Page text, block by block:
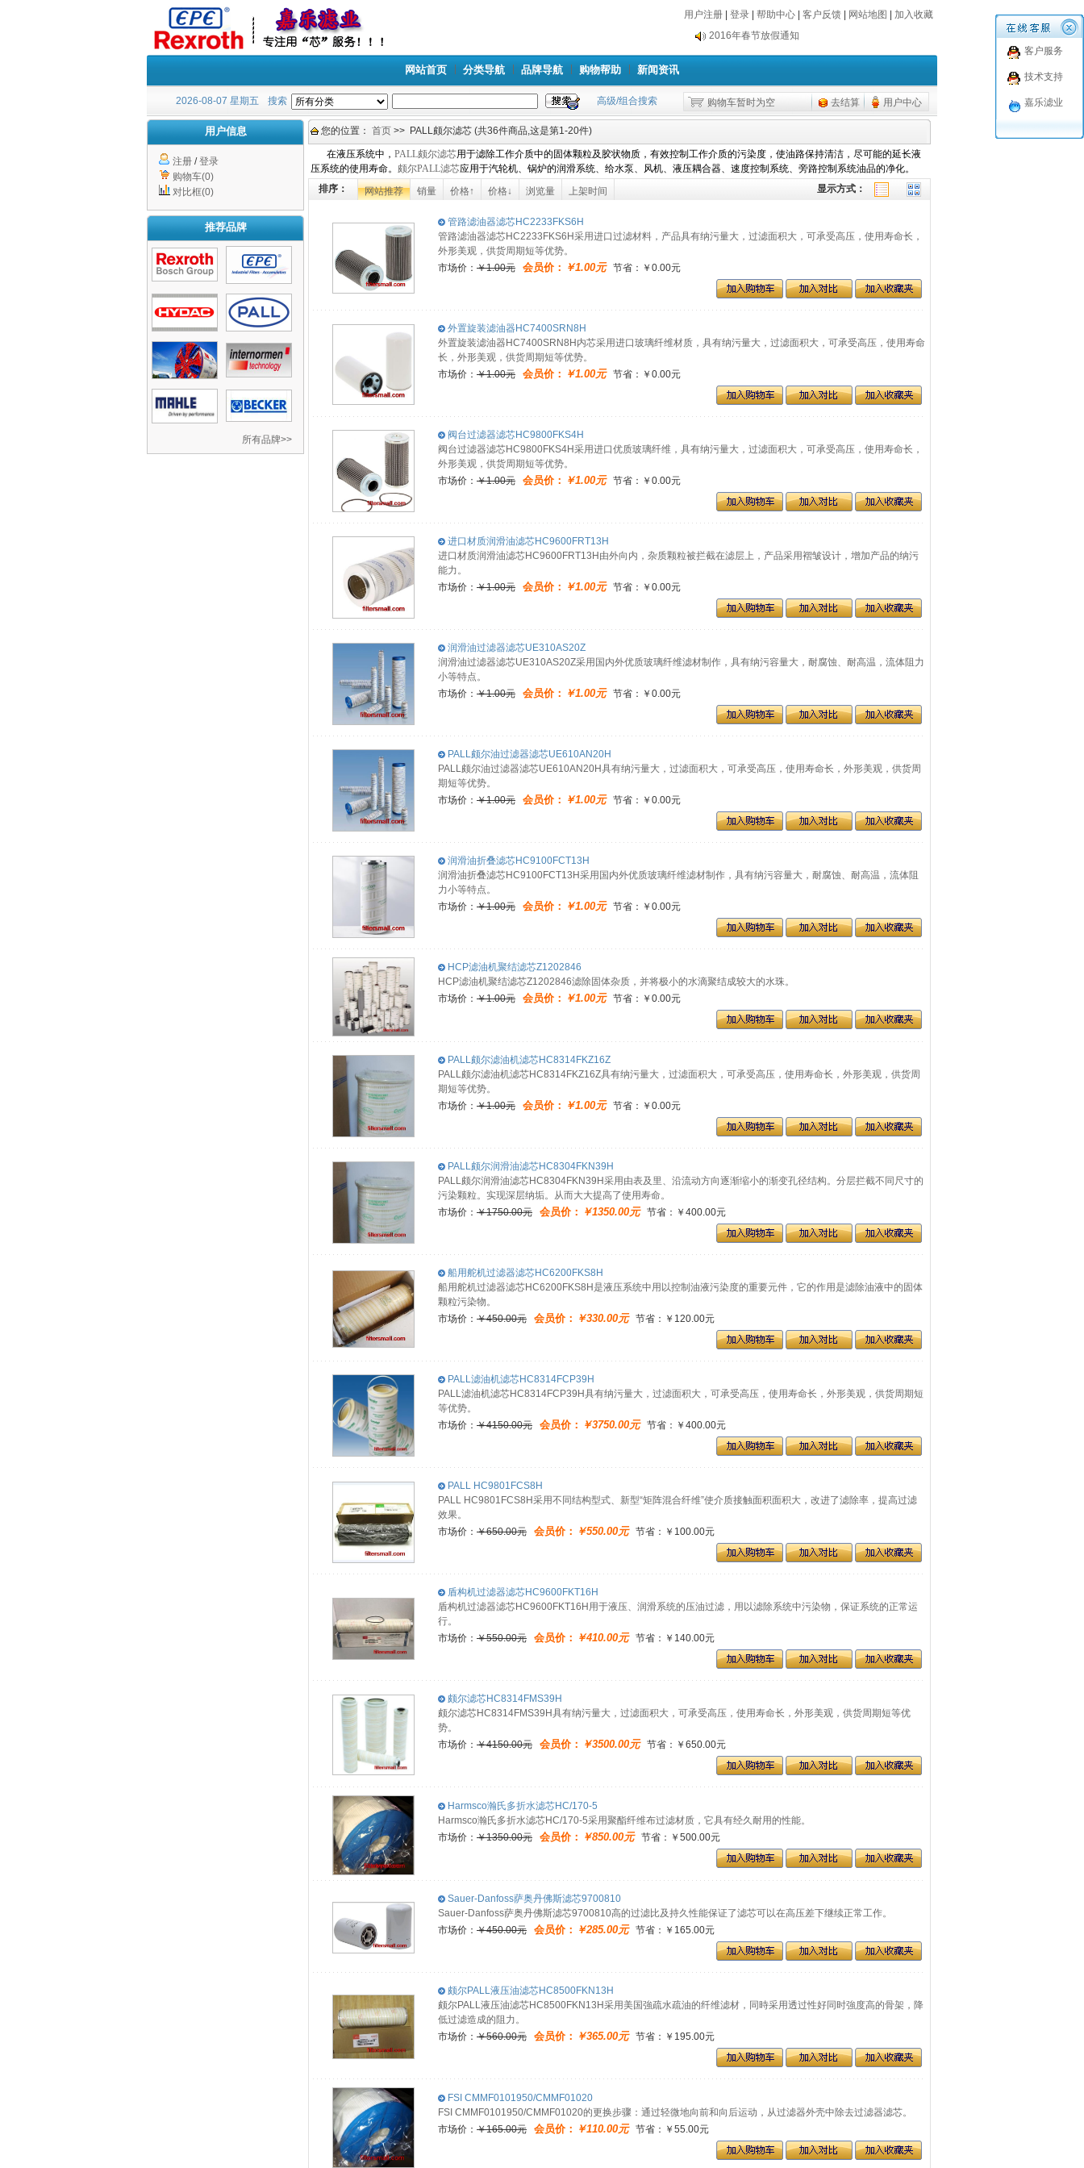
用户注册 登录 帮助中心 客户反馈 网站地图 加入收藏
2016年春节放假通知
2016年春节放假通知
网站首页 分类导航 品牌导航 购物帮助 新闻资讯
2026-08-07 星期五 搜索 高级/组合搜索 购物车暂时为空 去结算 用户中心
客户服务
技术支持
嘉乐滤业
用户信息
注册 /登录
购物车(0)
对比框(0)
推荐品牌
所有品牌>>
您的位置： 首页 >> PALL颇尔滤芯 (共36件商品,这是第1-20件)
在液压系统中， PALL颇尔滤芯用于滤除工作介质中的固体颗粒及胶状物质，有效控制工作介质的污染度，使油路保持清洁，尽可能的延长液
压系统的使用寿命。 颇尔PALL滤芯应用于汽轮机、锅炉的润滑系统、给水泵、风机、液压耦合器、速度控制系统、旁路控制系统油品的净化。
排序：
网站推荐 销量 价格↑ 价格↓ 浏览量 上架时间 显示方式：
管路滤油器滤芯HC2233FKS6H
管路滤油器滤芯HC2233FKS6H采用进口过滤材料，产品具有纳污量大，过滤面积大，可承受高压，使用寿命长，
外形美观，供货周期短等优势。
市场价： ￥1.00元 会员价： ￥1.00元节省：￥0.00元
外置旋装滤油器HC7400SRN8H
外置旋装滤油器HC7400SRN8H内芯采用进口玻璃纤维材质，具有纳污量大，过滤面积大，可承受高压，使用寿命
长，外形美观，供货周期短等优势。
市场价： ￥1.00元 会员价： ￥1.00元节省：￥0.00元
阀台过滤器滤芯HC9800FKS4H
阀台过滤器滤芯HC9800FKS4H采用进口优质玻璃纤维，具有纳污量大，过滤面积大，可承受高压，使用寿命长，
外形美观，供货周期短等优势。
市场价： ￥1.00元 会员价： ￥1.00元节省：￥0.00元
进口材质润滑油滤芯HC9600FRT13H
进口材质润滑油滤芯HC9600FRT13H由外向内，杂质颗粒被拦截在滤层上，产品采用褶皱设计，增加产品的纳污
能力。
市场价： ￥1.00元 会员价： ￥1.00元节省：￥0.00元
润滑油过滤器滤芯UE310AS20Z
润滑油过滤器滤芯UE310AS20Z采用国内外优质玻璃纤维滤材制作，具有纳污容量大，耐腐蚀、耐高温，流体阻力
小等特点。
市场价： ￥1.00元 会员价： ￥1.00元节省：￥0.00元
PALL颇尔油过滤器滤芯UE610AN20H
PALL颇尔油过滤器滤芯UE610AN20H具有纳污量大，过滤面积大，可承受高压，使用寿命长，外形美观，供货周
期短等优势。
市场价： ￥1.00元 会员价： ￥1.00元节省：￥0.00元
润滑油折叠滤芯HC9100FCT13H
润滑油折叠滤芯HC9100FCT13H采用国内外优质玻璃纤维滤材制作，具有纳污容量大，耐腐蚀、耐高温，流体阻
力小等特点。
市场价： ￥1.00元 会员价： ￥1.00元节省：￥0.00元
HCP滤油机聚结滤芯Z1202846
HCP滤油机聚结滤芯Z1202846滤除固体杂质，并将极小的水滴聚结成较大的水珠。
市场价： ￥1.00元 会员价： ￥1.00元节省：￥0.00元
PALL颇尔滤油机滤芯HC8314FKZ16Z
PALL颇尔滤油机滤芯HC8314FKZ16Z具有纳污量大，过滤面积大，可承受高压，使用寿命长，外形美观，供货周
期短等优势。
市场价： ￥1.00元 会员价： ￥1.00元节省：￥0.00元
PALL颇尔润滑油滤芯HC8304FKN39H
PALL颇尔润滑油滤芯HC8304FKN39H采用由表及里、沿流动方向逐渐缩小的渐变孔径结构。分层拦截不同尺寸的
污染颗粒。实现深层纳垢。从而大大提高了使用寿命。
市场价： ￥1750.00元 会员价： ￥1350.00元节省：￥400.00元
船用舵机过滤器滤芯HC6200FKS8H
船用舵机过滤器滤芯HC6200FKS8H是液压系统中用以控制油液污染度的重要元件，它的作用是滤除油液中的固体
颗粒污染物。
市场价： ￥450.00元 会员价： ￥330.00元节省：￥120.00元
PALL滤油机滤芯HC8314FCP39H
PALL滤油机滤芯HC8314FCP39H具有纳污量大，过滤面积大，可承受高压，使用寿命长，外形美观，供货周期短
等优势。
市场价： ￥4150.00元 会员价： ￥3750.00元节省：￥400.00元
PALL HC9801FCS8H
PALL HC9801FCS8H采用不同结构型式、新型“矩阵混合纤维”使介质接触面积面积大，改进了滤除率，提高过滤
效果。
市场价： ￥650.00元 会员价： ￥550.00元节省：￥100.00元
盾构机过滤器滤芯HC9600FKT16H
盾构机过滤器滤芯HC9600FKT16H用于液压、润滑系统的压油过滤，用以滤除系统中污染物，保证系统的正常运
行。
市场价： ￥550.00元 会员价： ￥410.00元节省：￥140.00元
颇尔滤芯HC8314FMS39H
颇尔滤芯HC8314FMS39H具有纳污量大，过滤面积大，可承受高压，使用寿命长，外形美观，供货周期短等优
势。
市场价： ￥4150.00元 会员价： ￥3500.00元节省：￥650.00元
Harmsco瀚氏多折水滤芯HC/170-5
Harmsco瀚氏多折水滤芯HC/170-5采用聚酯纤维布过滤材质，它具有经久耐用的性能。
市场价： ￥1350.00元 会员价： ￥850.00元节省：￥500.00元
Sauer-Danfoss萨奥丹佛斯滤芯9700810
Sauer-Danfoss萨奥丹佛斯滤芯9700810高的过滤比及持久性能保证了滤芯可以在高压差下继续正常工作。
市场价： ￥450.00元 会员价： ￥285.00元节省：￥165.00元
颇尔PALL液压油滤芯HC8500FKN13H
颇尔PALL液压油滤芯HC8500FKN13H采用美国強疏水疏油的纤维滤材，同時采用透过性好同时強度高的骨架，降
低过滤造成的阻力。
市场价： ￥560.00元 会员价： ￥365.00元节省：￥195.00元
FSI CMMF0101950/CMMF01020
FSI CMMF0101950/CMMF01020的更换步骤：通过轻微地向前和向后运动，从过滤器外壳中除去过滤器滤芯。
市场价： ￥165.00元 会员价： ￥110.00元节省：￥55.00元